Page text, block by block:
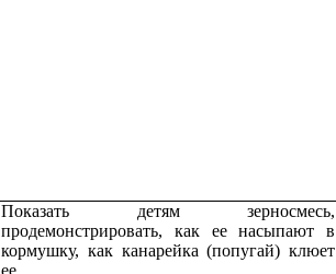
Показать детям зерносмесь,
продемонстрировать, как ее насыпают в
кормушку, как канарейка (попугай) клюет